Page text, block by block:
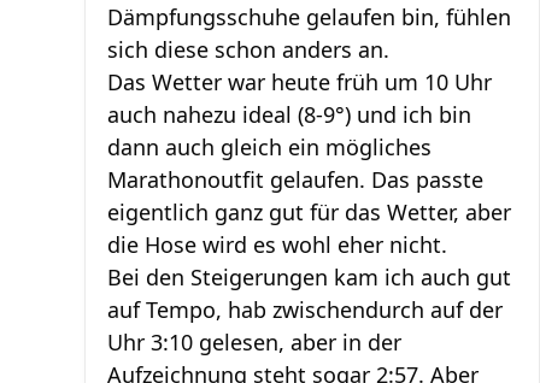
Dämpfungsschuhe gelaufen bin, fühlen
sich diese schon anders an.
Das Wetter war heute früh um 10 Uhr
auch nahezu ideal (8-9°) und ich bin
dann auch gleich ein mögliches
Marathonoutfit gelaufen. Das passte
eigentlich ganz gut für das Wetter, aber
die Hose wird es wohl eher nicht.
Bei den Steigerungen kam ich auch gut
auf Tempo, hab zwischendurch auf der
Uhr 3:10 gelesen, aber in der
Aufzeichnung steht sogar 2:57. Aber